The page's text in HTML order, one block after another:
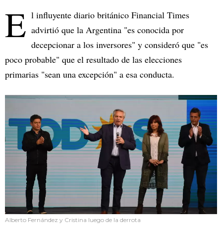
E l influyente diario británico Financial Times
advirtió que la Argentina "es conocida por
decepcionar a los inversores" y consideró que "es
poco probable" que el resultado de las elecciones
primarias "sean una excepción" a esa conducta.
Alberto Fernández y Cristina luego de la derrota